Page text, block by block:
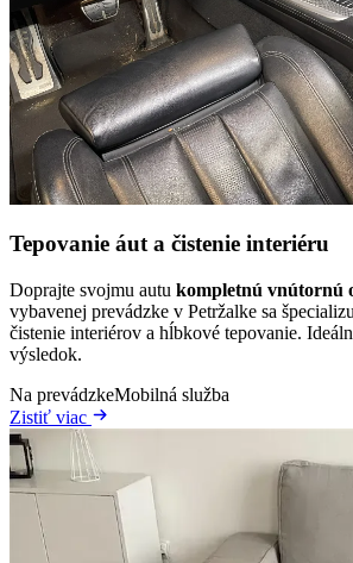
Tepovanie áut a čistenie interiéru
Doprajte svojmu autu kompletnú vnútornú
vybavenej prevádzke v Petržalke sa
čistenie interiérov a hĺbkové tepovanie.
výsledok.
Na prevádzkeMobilná služba
Zistiť viac